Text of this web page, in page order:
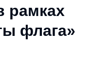
рамках
флага»